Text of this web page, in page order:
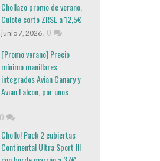
Chollazo promo de verano,
Culote corto ZRSE a 12,5€
junio 7, 2026, 0
[Promo verano] Precio
mínimo manillares
integrados Avian Canary y
Avian Falcon, por unos
0
Chollo! Pack 2 cubiertas
Continental Ultra Sport III